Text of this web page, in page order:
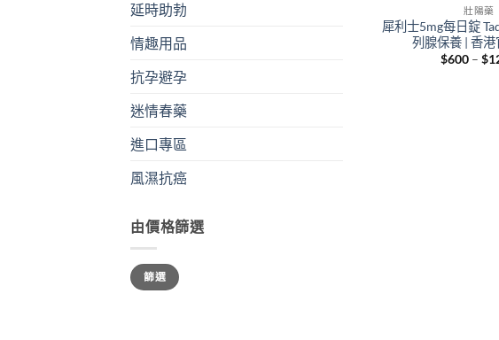
延時助勃
情趣用品
抗孕避孕
迷情春藥
進口專區
風濕抗癌
由價格篩選
最
低
價
最
高
價
篩選
壯陽藥
犀利士5mg每日錠
列腺保養 | 香
$600 – $